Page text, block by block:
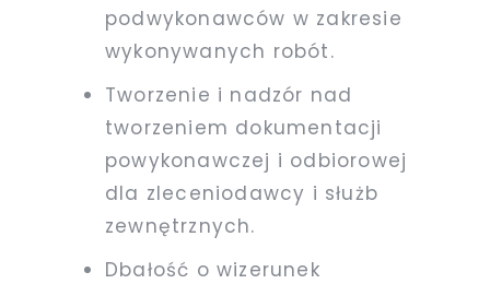
podwykonawców w zakresie
wykonywanych robót.
Tworzenie i nadzór nad
tworzeniem dokumentacji
powykonawczej i odbiorowej
dla zleceniodawcy i służb
zewnętrznych.
Dbałość o wizerunek